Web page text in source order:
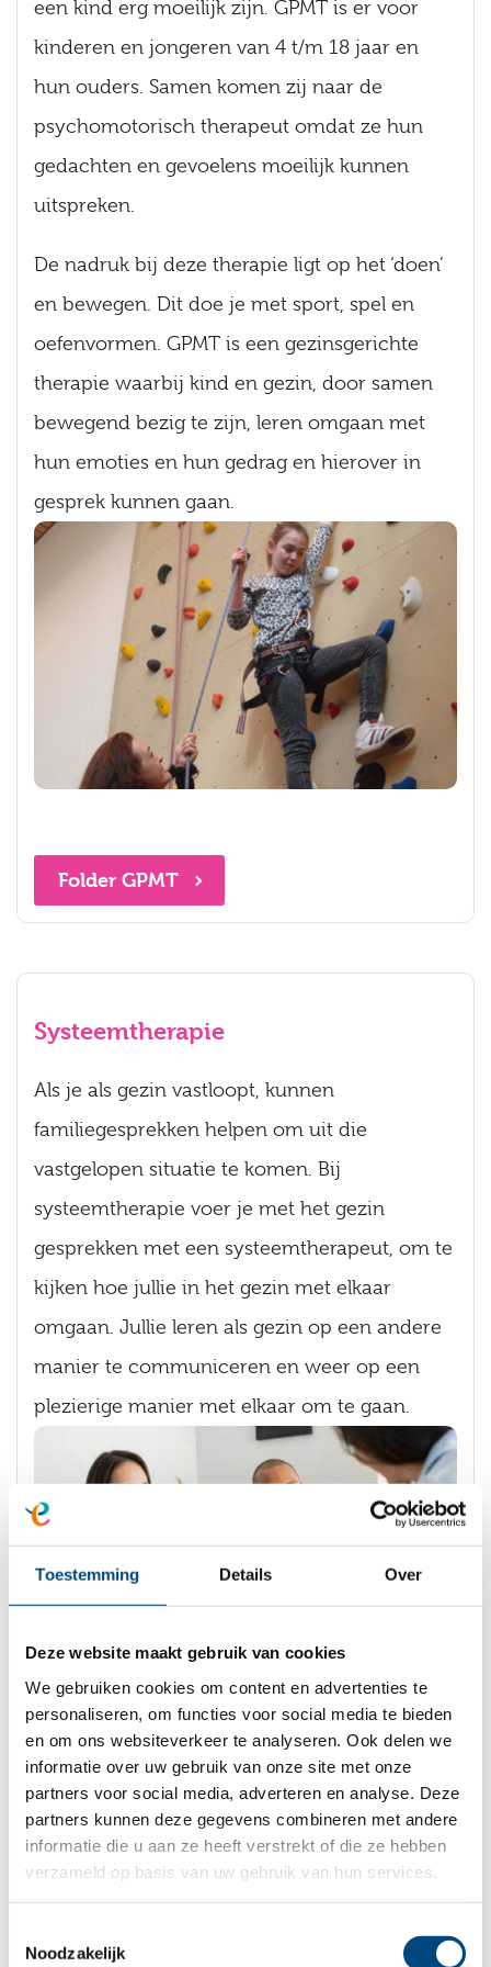
Toestemming Details Over
Deze website maakt gebruik van cookies
We gebruiken cookies om content en advertenties te
personaliseren, om functies voor social media te bieden
en om ons websiteverkeer te analyseren. Ook delen we
informatie over uw gebruik van onze site met onze
partners voor social media, adverteren en analyse. Deze
partners kunnen deze gegevens combineren met andere
informatie die u aan ze heeft verstrekt of die ze hebben
verzameld op basis van uw gebruik van hun services.
Noodzakelijk
een kind erg moeilijk zijn. GPMT is er voor
kinderen en jongeren van 4 t/m 18 jaar en
hun ouders. Samen komen zij naar de
psychomotorisch therapeut omdat ze hun
gedachten en gevoelens moeilijk kunnen
uitspreken.
De nadruk bij deze therapie ligt op het ‘doen’
en bewegen. Dit doe je met sport, spel en
oefenvormen. GPMT is een gezinsgerichte
therapie waarbij kind en gezin, door samen
bewegend bezig te zijn, leren omgaan met
hun emoties en hun gedrag en hierover in
gesprek kunnen gaan.
Folder GPMT
Systeemtherapie
Als je als gezin vastloopt, kunnen
familiegesprekken helpen om uit die
vastgelopen situatie te komen. Bij
systeemtherapie voer je met het gezin
gesprekken met een systeemtherapeut, om te
kijken hoe jullie in het gezin met elkaar
omgaan. Jullie leren als gezin op een andere
manier te communiceren en weer op een
plezierige manier met elkaar om te gaan.
Folder Systeemtherapie